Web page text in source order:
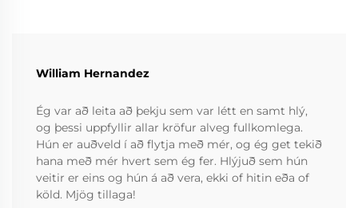
William Hernandez
Ég var að leita að þekju sem var létt en samt hlý,
og þessi uppfyllir allar kröfur alveg fullkomlega.
Hún er auðveld í að flytja með mér, og ég get tekið
hana með mér hvert sem ég fer. Hlýjuð sem hún
veitir er eins og hún á að vera, ekki of hitin eða of
köld. Mjög tillaga!